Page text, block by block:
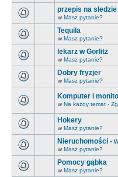
przepis na sledzie
w Masz pytanie?
Tequila
w Masz pytanie?
lekarz w Gorlitz
w Masz pytanie?
Dobry fryzjer
w Masz pytanie?
Komputer i
w Na każdy temat -
Hokery
w Masz pytanie?
Nieruchomości -
w Masz pytanie?
Pomocy gąbka
w Masz pytanie?